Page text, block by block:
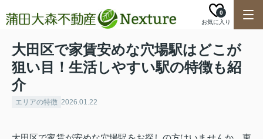
お気に入り
0
大田区で家賃安めな穴場駅はどこが
狙い目！生活しやすい駅の特徴も紹
介
エリアの特徴 2026.01.22